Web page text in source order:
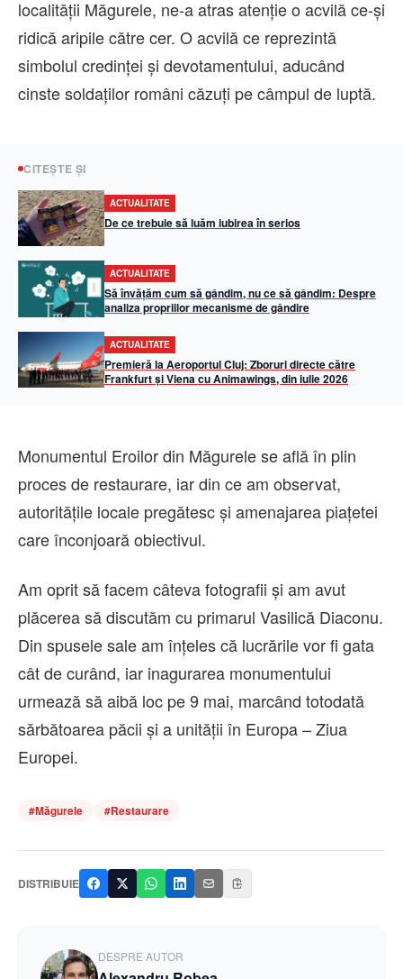
localității Măgurele, ne-a atras atenție o acvilă ce-și
ridică aripile către cer. O acvilă ce reprezintă
simbolul credinței și devotamentului, aducând
cinste soldaților români căzuți pe câmpul de luptă.
CITEȘTE ȘI
ACTUALITATE
De ce trebuie să luăm iubirea în serios
ACTUALITATE
Să învățăm cum să gândim, nu ce să gândim: Despre
analiza propriilor mecanisme de gândire
ACTUALITATE
Premieră la Aeroportul Cluj: Zboruri directe către
Frankfurt și Viena cu Animawings, din iulie 2026
Monumentul Eroilor din Măgurele se află în plin
proces de restaurare, iar din ce am observat,
autoritățile locale pregătesc și amenajarea piațetei
care înconjoară obiectivul.
Am oprit să facem câteva fotografii și am avut
plăcerea să discutăm cu primarul Vasilică Diaconu.
Din spusele sale am înțeles că lucrările vor fi gata
cât de curând, iar inagurarea monumentului
urmează să aibă loc pe 9 mai, marcând totodată
sărbătoarea păcii și a unității în Europa – Ziua
Europei.
#Măgurele #Restaurare
DISTRIBUIE
DESPRE AUTOR